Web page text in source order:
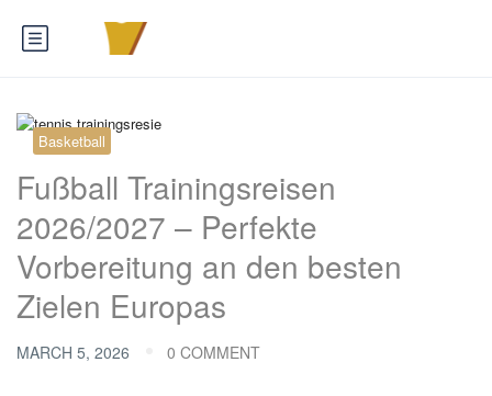
Basketball
Fußball Trainingsreisen
2026/2027 – Perfekte
Vorbereitung an den besten
Zielen Europas
MARCH 5, 2026 0 COMMENT